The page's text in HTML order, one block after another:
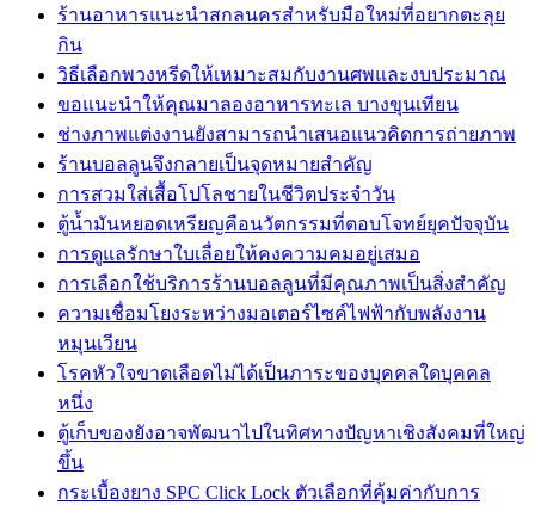
ร้านอาหารแนะนำสกลนครสำหรับมือใหม่ที่อยากตะลุย
กิน
วิธีเลือกพวงหรีดให้เหมาะสมกับงานศพและงบประมาณ
ขอแนะนำให้คุณมาลองอาหารทะเล บางขุนเทียน
ช่างภาพแต่งงานยังสามารถนำเสนอแนวคิดการถ่ายภาพ
ร้านบอลลูนจึงกลายเป็นจุดหมายสำคัญ
การสวมใส่เสื้อโปโลชายในชีวิตประจำวัน
ตู้น้ำมันหยอดเหรียญคือนวัตกรรมที่ตอบโจทย์ยุคปัจจุบัน
การดูแลรักษาใบเลื่อยให้คงความคมอยู่เสมอ
การเลือกใช้บริการร้านบอลลูนที่มีคุณภาพเป็นสิ่งสำคัญ
ความเชื่อมโยงระหว่างมอเตอร์ไซค์ไฟฟ้ากับพลังงาน
หมุนเวียน
โรคหัวใจขาดเลือดไม่ได้เป็นภาระของบุคคลใดบุคคล
หนึ่ง
ตู้เก็บของยังอาจพัฒนาไปในทิศทางปัญหาเชิงสังคมที่ใหญ่
ขึ้น
กระเบื้องยาง SPC Click Lock ตัวเลือกที่คุ้มค่ากับการ